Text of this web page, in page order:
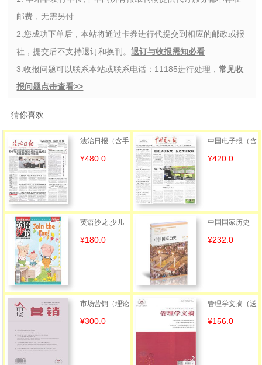
邮费，无需另付
2.您成功下单后，本站将通过卡券进行代提交到相应的邮政或报
社，提交后不支持退订和换刊。退订与收报需知必看
3.收报问题可以联系本站或联系电话：11185进行处理，常见收
报问题点击查看>>
猜你喜欢
法治日报（含手
机客户端）
¥480.0
中国电子报（含
手机客户端）
¥420.0
英语沙龙.少儿
（含手机端有声
¥180.0
中国国家历史
¥232.0
市场营销（理论
版）（送手机客
¥300.0
管理学文摘（送
手机客户端）
¥156.0